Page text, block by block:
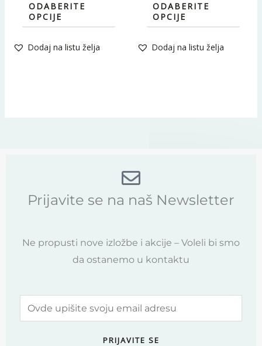
ODABERITE
OPCIJE
proizvoda.
Dodaj na listu želja
ODABERITE
OPCIJE
Dodaj na listu želja
Prijavite se na naš Newsletter
Ne propusti nove izložbe i akcije – Voleli bi smo
da ostanemo u kontaktu